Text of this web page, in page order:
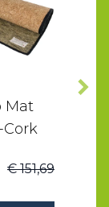
Mat
€ 151,69